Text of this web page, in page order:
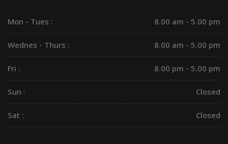
Mon - Tues : 8.00 am - 5.00 pm
Wednes - Thurs : 8.00 am - 5.00 pm
Fri : 8.00 pm - 5.00 pm
Sun : Closed
Sat : Closed